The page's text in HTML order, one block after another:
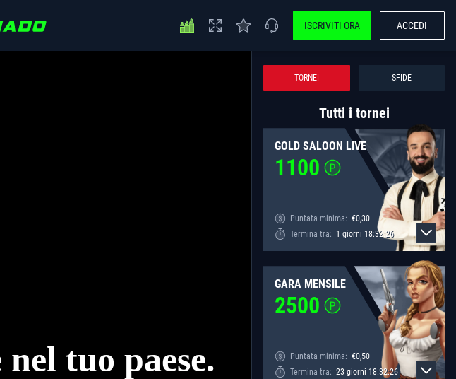
ISCRIVITI ORA ACCEDI
TORNEI SFIDE
Tutti i tornei
GOLD SALOON LIVE
1100
Puntata minima: €0,30
Termina tra: 1 giorni 18:32:26
GARA MENSILE
2500
Puntata minima: €0,50
Termina tra: 23 giorni 18:32:26